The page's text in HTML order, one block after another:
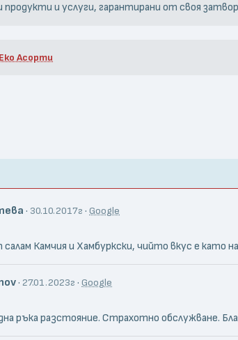
продукти и услуги, гарантирани от своя
Еко Асорти
· 30.10.2017г · Google
Камчия и Хамбуркски, чийто вкус е като
· 27.01.2023г · Google
ръка разстояние. Страхотно обслужване.